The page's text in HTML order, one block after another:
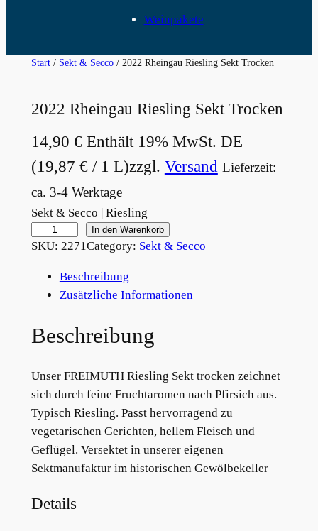
Weinpakete
Start/ Sekt & Secco/ 2022 Rheingau Riesling Sekt Trocken
2022 Rheingau Riesling Sekt Trocken
14,90 € Enthält 19% MwSt. DE
(19,87 €/ 1 L)zzgl. Versand Lieferzeit:
ca. 3-4 Werktage
Sekt & Secco | Riesling
0
e
n
g
a
u
R
i
s
In den Warenkorb
SKU: 2271Category: Sekt & Secco
Beschreibung
Zusätzliche Informationen
Beschreibung
Unser FREIMUTH Riesling Sekt trocken zeichnet
sich durch feine Fruchtaromen nach Pfirsich aus.
Typisch Riesling. Passt hervorragend zu
vegetarischen Gerichten, hellem Fleisch und
Geflügel. Versektet in unserer eigenen
Sektmanufaktur im historischen Gewölbekeller
Details